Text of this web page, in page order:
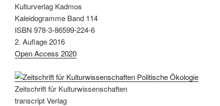
Kulturverlag Kadmos
Kaleidogramme Band 114
ISBN 978-3-86599-224-6
2. Auflage 2016
Open Access 2020
Zeitschrift für Kulturwissenschaften
transcript Verlag